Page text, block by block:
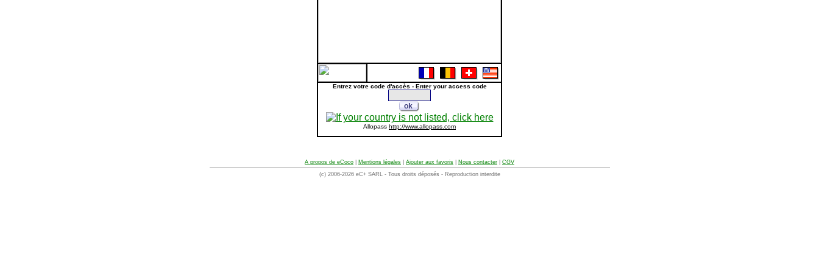
Entrez votre code d'accès - Enter your access code
Allopass http://www.allopass.com
A propos de eCoco Mentions légales Ajouter aux favoris Nous contacter
CGV
(c) 2006-2026 eC+ SARL - Tous droits déposés - Reproduction interdite